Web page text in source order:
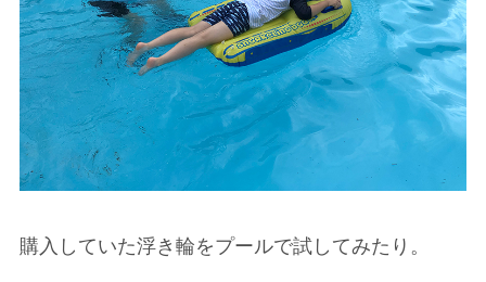
購入していた浮き輪をプールで試してみたり。